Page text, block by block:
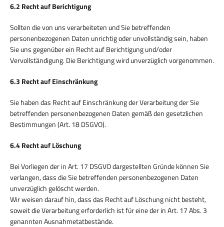
6.2 Recht auf Berichtigung
Sollten die von uns verarbeiteten und Sie betreffenden
personenbezogenen Daten unrichtig oder unvollständig sein, haben
Sie uns gegenüber ein Recht auf Berichtigung und/oder
Vervollständigung. Die Berichtigung wird unverzüglich vorgenommen.
6.3 Recht auf Einschränkung
Sie haben das Recht auf Einschränkung der Verarbeitung der Sie
betreffenden personenbezogenen Daten gemäß den gesetzlichen
Bestimmungen (Art. 18 DSGVO).
6.4 Recht auf Löschung
Bei Vorliegen der in Art. 17 DSGVO dargestellten Gründe können Sie
verlangen, dass die Sie betreffenden personenbezogenen Daten
unverzüglich gelöscht werden.
Wir weisen darauf hin, dass das Recht auf Löschung nicht besteht,
soweit die Verarbeitung erforderlich ist für eine der in Art. 17 Abs. 3
genannten Ausnahmetatbestände.